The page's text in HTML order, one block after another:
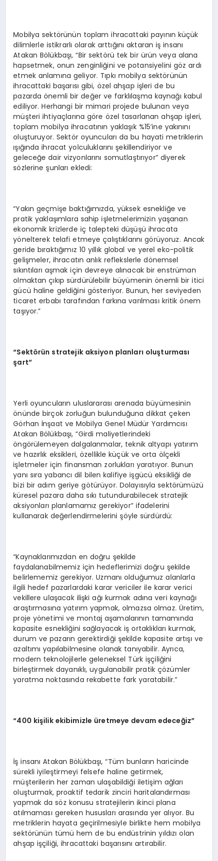
Mobilya sektörünün toplam ihracattaki payının küçük
dilimlerle istikrarlı olarak arttığını aktaran iş insanı
Atakan Bölükbaşı, “Bir sektörü tek bir ürün veya alana
hapsetmek, onun zenginliğini ve potansiyelini göz ardı
etmek anlamına geliyor. Tıpkı mobilya sektörünün
ihracattaki başarısı gibi, özel ahşap işleri de bu
pazarda önemli bir değer ve farklılaşma kaynağı kabul
ediliyor. Herhangi bir mimari projede bulunan veya
müşteri ihtiyaçlarına göre özel tasarlanan ahşap işleri,
toplam mobilya ihracatının yaklaşık %15’ine yakınını
oluşturuyor. Sektör oyuncuları da bu hayati metriklerin
ışığında ihracat yolculuklarını şekillendiriyor ve
geleceğe dair vizyonlarını somutlaştırıyor” diyerek
sözlerine şunları ekledi:
“Yakın geçmişe baktığımızda, yüksek esnekliğe ve
pratik yaklaşımlara sahip işletmelerimizin yaşanan
ekonomik krizlerde iç talepteki düşüşü ihracata
yönelterek telafi etmeye çalıştıklarını görüyoruz. Ancak
geride bıraktığımız 10 yıllık global ve yerel eko-politik
gelişmeler, ihracatın anlık reflekslerle dönemsel
sıkıntıları aşmak için devreye alınacak bir enstrüman
olmaktan çıkıp sürdürülebilir büyümenin önemli bir itici
gücü haline geldiğini gösteriyor. Bunun, her seviyeden
ticaret erbabı tarafından farkına varılması kritik önem
taşıyor.”
“Sektörün stratejik aksiyon planları oluşturması
şart”
Yerli oyuncuların uluslararası arenada büyümesinin
önünde birçok zorluğun bulunduğuna dikkat çeken
Görhan İnşaat ve Mobilya Genel Müdür Yardımcısı
Atakan Bölükbaşı, “Girdi maliyetlerindeki
öngörülemeyen dalgalanmalar, teknik altyapı yatırım
ve hazırlık eksikleri, özellikle küçük ve orta ölçekli
işletmeler için finansman zorlukları yaratıyor. Bunun
yanı sıra yabancı dil bilen kalifiye işgücü eksikliği de
bizi bir adım geriye götürüyor. Dolayısıyla sektörümüzü
küresel pazara daha sıkı tutundurabilecek stratejik
aksiyonları planlamamız gerekiyor” ifadelerini
kullanarak değerlendirmelerini şöyle sürdürdü:
“Kaynaklarımızdan en doğru şekilde
faydalanabilmemiz için hedeflerimizi doğru şekilde
belirlememiz gerekiyor. Uzmanı olduğumuz alanlarla
ilgili hedef pazarlardaki karar vericiler ile karar verici
vekillere ulaşacak ilişki ağı kurmak adına veri kaynağı
araştırmasına yatırım yapmak, olmazsa olmaz. Üretim,
proje yönetimi ve montaj aşamalarının tamamında
kapasite esnekliğini sağlayacak iş ortaklıkları kurmak,
durum ve pazarın gerektirdiği şekilde kapasite artışı ve
azaltımı yapılabilmesine olanak tanıyabilir. Ayrıca,
modern teknolojilerle geleneksel Türk işçiliğini
birleştirmek dayanıklı, uygulanabilir pratik çözümler
yaratma noktasında rekabette fark yaratabilir.”
“400 kişilik ekibimizle üretmeye devam edeceğiz”
İş insanı Atakan Bölükbaşı, “Tüm bunların haricinde
sürekli iyileştirmeyi felsefe haline getirmek,
müşterilerin her zaman ulaşabildiği iletişim ağları
oluşturmak, proaktif tedarik zinciri haritalandırması
yapmak da söz konusu stratejilerin ikinci plana
atılmaması gereken hususları arasında yer alıyor. Bu
metriklerin hayata geçirilmesiyle birlikte hem mobilya
sektörünün tümü hem de bu endüstrinin yıldızı olan
ahşap işçiliği, ihracattaki başarısını artırabilir.